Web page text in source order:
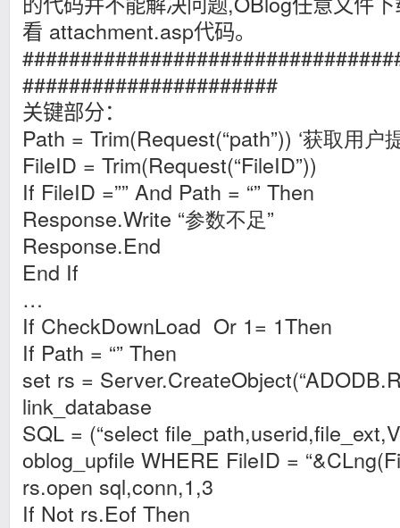
看 attachment.asp代码。
######################
关键部分：
Path = Trim(Request(“path”)) ‘获取用户
FileID = Trim(Request(“FileID”))
If FileID =”” And Path = “” Then
Response.Write “参数不足”
Response.End
End If
…
If CheckDownLoad Or 1= 1Then
If Path = “” Then
set rs =
link_database
SQL = (“select
oblog_upfile WHERE FileID =
rs.open sql,conn,1,3
If Not rs.Eof Then